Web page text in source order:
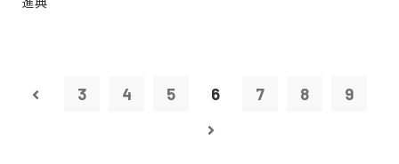
3 4 5 6 7 8 9